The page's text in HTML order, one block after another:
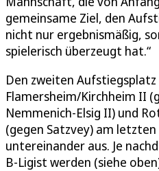
gemeinsame Ziel, den
nicht nur ergebnismäßig,
spielerisch überzeugt hat.“
Den zweiten Aufstiegsplatz
Flamersheim/Kirchheim II
Nemmenich-Elsig II) und
(gegen Satzvey) am
untereinander aus. Je
B-Ligist werden (siehe